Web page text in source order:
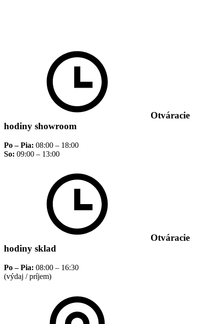
Otváracie
hodiny showroom
Po – Pia: 08:00 – 18:00
So: 09:00 – 13:00
Otváracie
hodiny sklad
Po – Pia: 08:00 – 16:30
(výdaj / príjem)